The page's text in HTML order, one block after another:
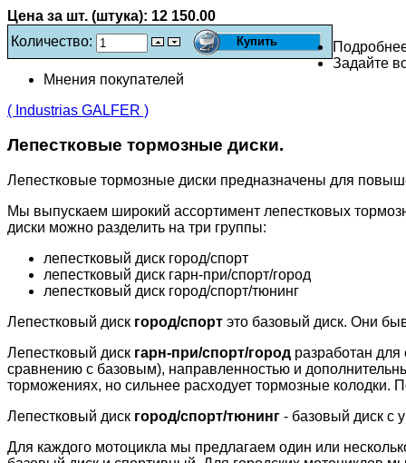
Цена за шт. (штука): 12 150.00
Количество:
Задайте
Мнения покупателей
( Industrias GALFER )
Лепестковые тормозные диски.
Лепестковые тормозные диски предназначены для
Мы выпускаем широкий ассортимент лепестковых
диски можно разделить на три группы:
лепестковый диск город/спорт
лепестковый диск гарн-при/спорт/город
лепестковый диск город/спорт/тюнинг
Лепестковый диск город/спорт это базовый диск. Они
Лепестковый диск гарн-при/спорт/город разработан
сравнению с базовым), направленностью и
торможениях, но сильнее расходует тормозные колодки.
Лепестковый диск город/спорт/тюнинг - базовый диск с
Для каждого мотоцикла мы предлагаем один или